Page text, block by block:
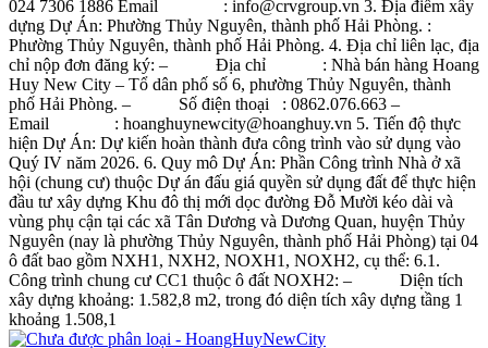
024 7306 1886 Email : info@crvgroup.vn 3. Địa điểm xây
dựng Dự Án: Phường Thủy Nguyên, thành phố Hải Phòng. :
Phường Thủy Nguyên, thành phố Hải Phòng. 4. Địa chỉ liên lạc, địa
chỉ nộp đơn đăng ký: – Địa chỉ : Nhà bán hàng Hoang
Huy New City – Tổ dân phố số 6, phường Thủy Nguyên, thành
phố Hải Phòng. – Số điện thoại : 0862.076.663 –
Email : hoanghuynewcity@hoanghuy.vn 5. Tiến độ thực
hiện Dự Án: Dự kiến hoàn thành đưa công trình vào sử dụng vào
Quý IV năm 2026. 6. Quy mô Dự Án: Phần Công trình Nhà ở xã
hội (chung cư) thuộc Dự án đấu giá quyền sử dụng đất để thực hiện
đầu tư xây dựng Khu đô thị mới dọc đường Đỗ Mười kéo dài và
vùng phụ cận tại các xã Tân Dương và Dương Quan, huyện Thủy
Nguyên (nay là phường Thủy Nguyên, thành phố Hải Phòng) tại 04
ô đất bao gồm NXH1, NXH2, NOXH1, NOXH2, cụ thể: 6.1.
Công trình chung cư CC1 thuộc ô đất NOXH2: – Diện tích
xây dựng khoảng: 1.582,8 m2, trong đó diện tích xây dựng tầng 1
khoảng 1.508,1